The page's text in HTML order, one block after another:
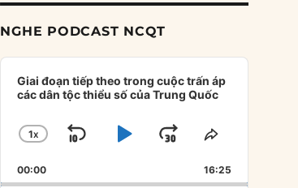
NGHE PODCAST NCQT
Audio
Player
Giai đoạn tiếp theo trong cuộc trấn áp
các dân tộc thiểu số của Trung Quốc
CHANGE
RATE
1X
SKIP
BACKWARD
PLAYJUMP
FORWARD
SHARE
EPISODE
00:00 16:25